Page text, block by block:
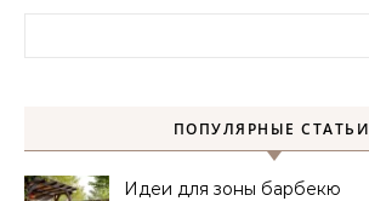
ПОПУЛЯРНЫЕ СТАТЬИ
Идеи для зоны барбекю